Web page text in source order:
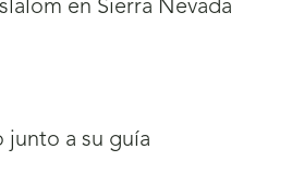
en Sierra Nevada